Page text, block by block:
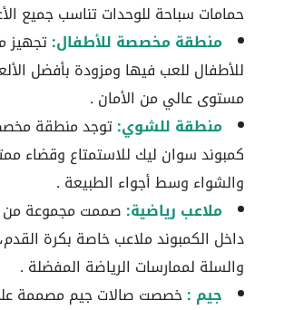
حمامات سباحة للوحدات تناسب جميع
منطقة مخصصة للأطفال:تجهيز
للأطفال للعب فيها ومزودة بأفضل
مستوى عالي من الأمان .
منطقة للشوي:توجد منطقة
كمبوند سوان ليك للاستمتاع وقضاء
والشواء وسط أجواء الطبيعة .
ملاعب رياضية: صممت مجموعة من
داخل الكمبوند ملاعب خاصة بكرة
والسلة لممارسات الرياضة المفضلة .
جيم :خصصت صالات جيم مصممة